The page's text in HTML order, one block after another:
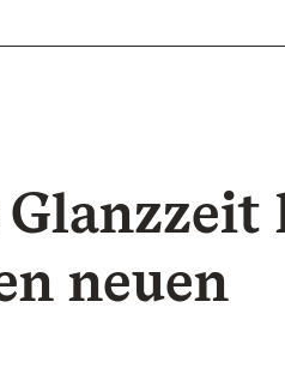
neuen